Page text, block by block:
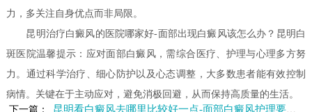
力，多关注自身优点而非局限。
昆明治疗白癜风的医院哪家好-面部出现白癜风该怎么办？昆明白
斑医院温馨提示：应对面部白癜风，需综合医疗、护理与心理多方努
力。通过科学治疗、细心防护以及心态调整，大多数患者能有效控制
病情。关键在于主动应对，避免消极回避，从而保持高质量的生活。
下一篇：
昆明看白癜风去哪里比较好一点-面部白癜风护理要注意什么